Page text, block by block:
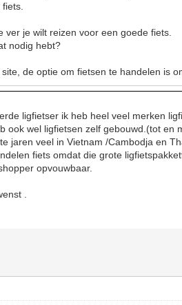
je wilt reizen voor een goede fiets.
nodig hebt?
de optie om fietsen te handelen is
ligfietser ik heb heel veel merken
wel ligfietsen zelf gebouwd.(tot en
jaren veel in Vietnam /Cambodja en
fiets omdat die grote
opvouwbaar.
.